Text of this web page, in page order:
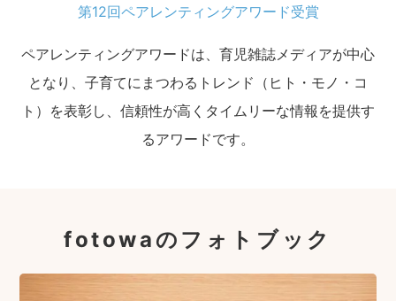
第12回ペアレンティングアワード受賞
ペアレンティングアワードは、育児雑誌メディアが中心
となり、子育てにまつわるトレンド（ヒト・モノ・コ
ト）を表彰し、信頼性が高くタイムリーな情報を提供す
るアワードです。
fotowaのフォトブック